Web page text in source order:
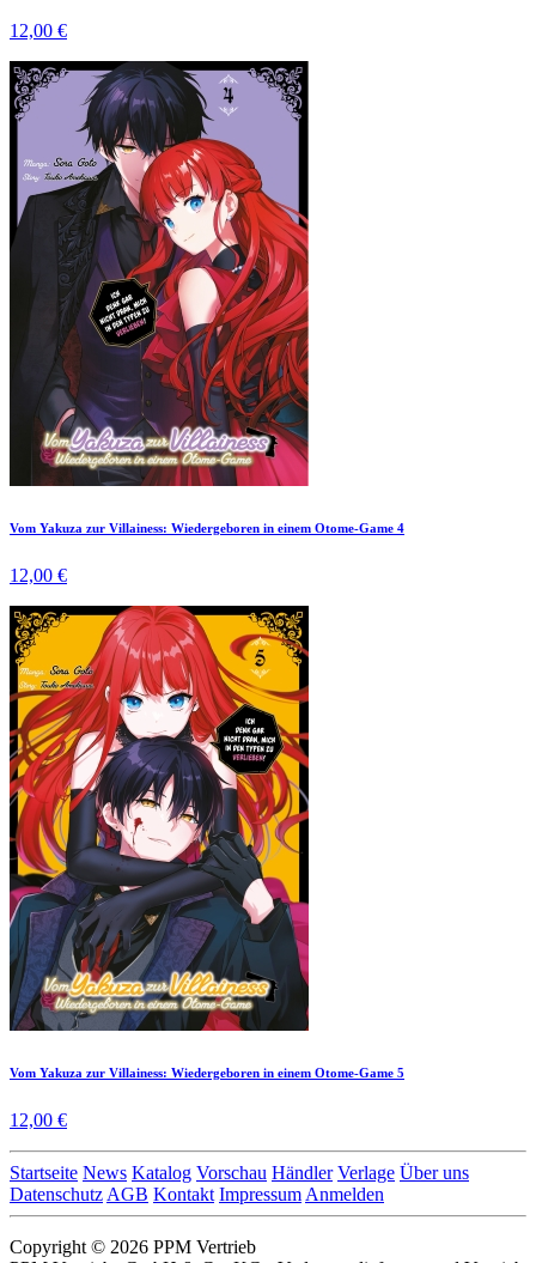
12,00 €
Vom Yakuza zur Villainess: Wiedergeboren in einem Otome-Game 4
12,00 €
Vom Yakuza zur Villainess: Wiedergeboren in einem Otome-Game 5
12,00 €
Startseite News Katalog Vorschau Händler Verlage Über uns
Datenschutz AGB Kontakt Impressum Anmelden
Copyright © 2026 PPM Vertrieb